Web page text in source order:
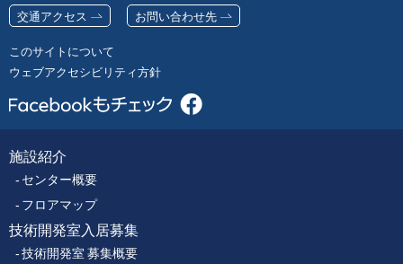
番
号
交通アクセス
お問い合わせ先
このサイトについて
ウェブアクセシビリティ方針
フ
ッ
タ
施設紹介
センター概要
フロアマップ
技術開発室入居募集
技術開発室 募集概要